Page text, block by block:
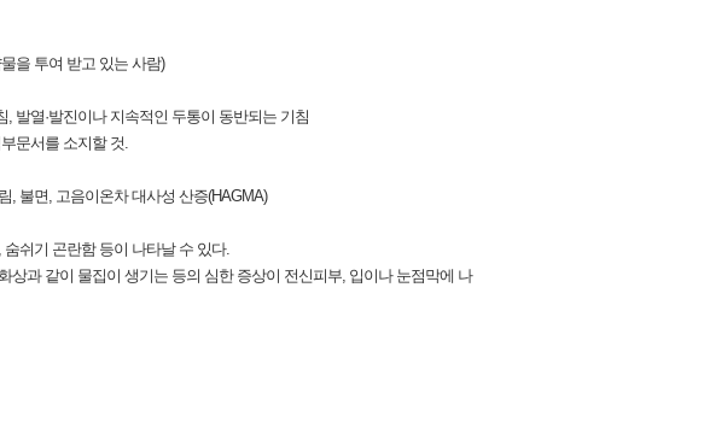
을 투여 받고 있는 사람)
발열·발진이나 지속적인 두통이 동반되는 기침
문서를 소지할 것.
, 불면, 고음이온차 대사성 산증(HAGMA)
쉬기 곤란함 등이 나타날 수 있다.
과 같이 물집이 생기는 등의 심한 증상이 전신피부, 입이나 눈점막에 나